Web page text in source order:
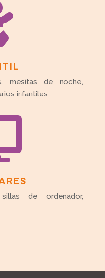
mesitas de noche,
infantiles
de ordenador,